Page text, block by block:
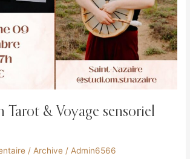
Tarot & Voyage sensoriel
/Archive /Admin6566